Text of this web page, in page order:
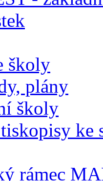
školy
plány
školy
ke
rámec